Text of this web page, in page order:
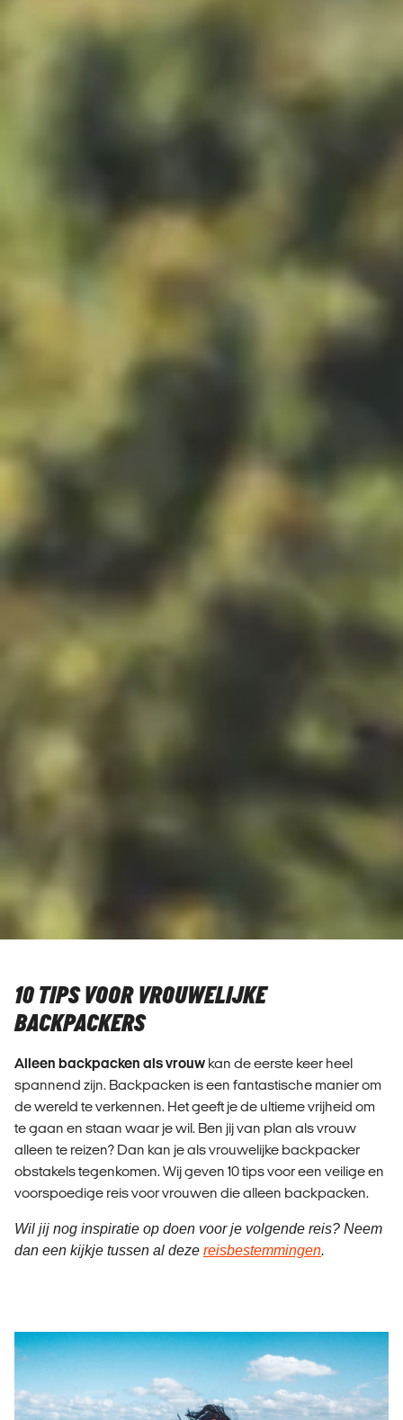
10 TIPS VOOR VROUWELIJKE
BACKPACKERS
Alleen backpacken als vrouw kan de eerste keer heel
spannend zijn. Backpacken is een fantastische manier om
de wereld te verkennen. Het geeft je de ultieme vrijheid om
te gaan en staan waar je wil. Ben jij van plan als vrouw
alleen te reizen? Dan kan je als vrouwelijke backpacker
obstakels tegenkomen. Wij geven 10 tips voor een veilige en
voorspoedige reis voor vrouwen die alleen backpacken.
Wil jij nog inspiratie op doen voor je volgende reis? Neem
dan een kijkje tussen al deze reisbestemmingen.